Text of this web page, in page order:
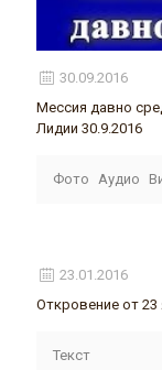
30.09.2016
Мессия давно
Лидии 30.9.2016
Фото Аудио
23.01.2016
Откровение от 23
Текст